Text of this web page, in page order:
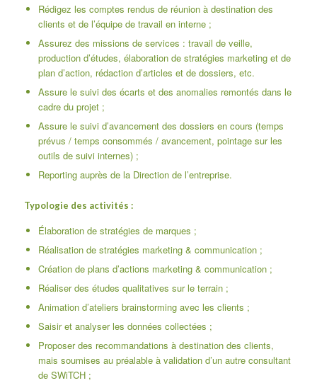
Rédigez les comptes rendus de réunion à destination des
clients et de l’équipe de travail en interne ;
Assurez des missions de services : travail de veille,
production d’études, élaboration de stratégies marketing et de
plan d’action, rédaction d’articles et de dossiers, etc.
Assure le suivi des écarts et des anomalies remontés dans le
cadre du projet ;
Assure le suivi d’avancement des dossiers en cours (temps
prévus / temps consommés / avancement, pointage sur les
outils de suivi internes) ;
Reporting auprès de la Direction de l’entreprise.
Typologie des activités :
Élaboration de stratégies de marques ;
Réalisation de stratégies marketing & communication ;
Création de plans d’actions marketing & communication ;
Réaliser des études qualitatives sur le terrain ;
Animation d’ateliers brainstorming avec les clients ;
Saisir et analyser les données collectées ;
Proposer des recommandations à destination des clients,
mais soumises au préalable à validation d’un autre consultant
de SWiTCH ;